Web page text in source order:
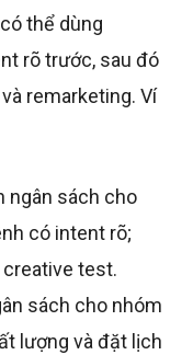
thể dùng
rõ trước, sau đó
remarketing. Ví
ngân sách cho
có intent rõ;
test.
sách cho nhóm
lượng và đặt lịch